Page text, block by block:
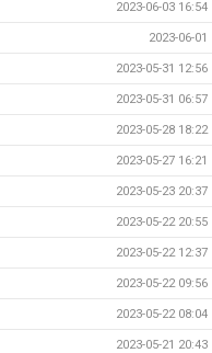
2023-06-03 16:54
2023-06-01
2023-05-31 12:56
2023-05-31 06:57
2023-05-28 18:22
2023-05-27 16:21
2023-05-23 20:37
2023-05-22 20:55
2023-05-22 12:37
2023-05-22 09:56
2023-05-22 08:04
2023-05-21 20:43